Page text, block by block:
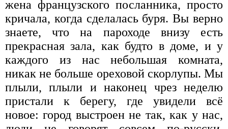
жена французского посланника, просто
кричала, когда сделалась буря. Вы верно
знаете, что на пароходе внизу есть
прекрасная зала, как будто в доме, и у
каждого из нас небольшая комната,
никак не больше ореховой скорлупы. Мы
плыли, плыли и наконец чрез неделю
пристали к берегу, где увидели всё
новое: город выстроен не так, как у нас,